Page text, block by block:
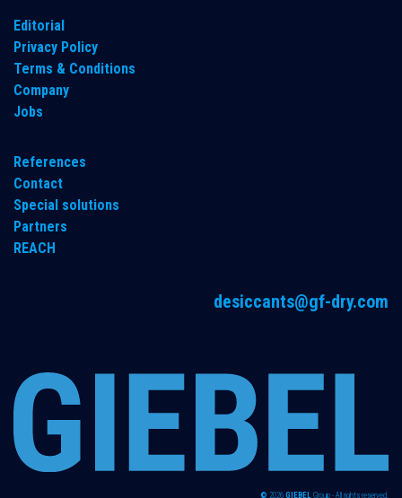
​Editorial
Privacy Policy
Terms & Conditions
Company
Jobs
References
Contact
Special solutions
Partners
REACH
desiccants@gf-dry.com
© 2026 GIEBEL Group - All rights reserved.